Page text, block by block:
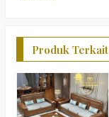
Produk Terkait